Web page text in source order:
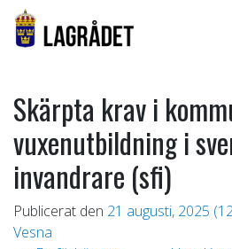
Skärpta krav i
vuxenutbildning i
invandrare (sfi)
Publicerat den 21 augusti, 2025
Vesna